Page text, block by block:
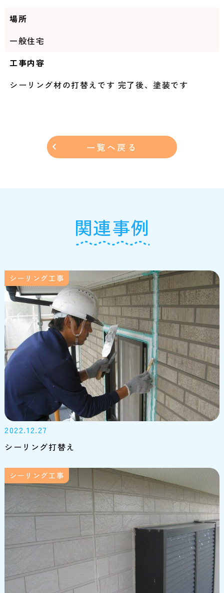
場所
一般住宅
工事内容
シーリング材の打替えです 完了後、塗装です
一覧へ戻る
関連事例
2022.12.27
シーリング打替え
シーリング工事
シーリング工事